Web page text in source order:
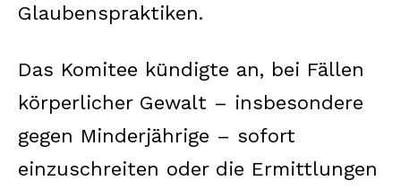
Glaubenspraktiken.
Das Komitee kündigte an, bei Fällen
körperlicher Gewalt – insbesondere
gegen Minderjährige – sofort
einzuschreiten oder die Ermittlungen